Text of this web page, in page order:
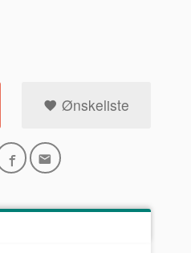
Ønskeliste